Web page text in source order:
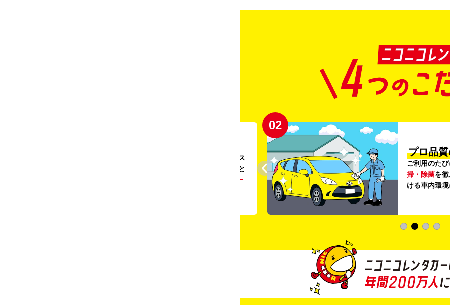
。ガソリンス
タンドや整備工場の既存インフラを活用すること
リー
02
プロ品
ご利用のた
掃・除菌を
ける車内環